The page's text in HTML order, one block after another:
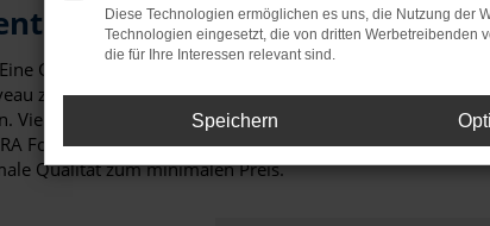
Tageszulassung – die
CUPRA Formentor Tageszulassung für Erlangen ist
zu zahlen. Dies funktioniert dank eines Tricks, der in
Viele Automobilhändler sind jedoch in den Rabatten für
Formentor Tageszulassung ist somit nicht
Qualität zum minimalen Preis.
Diese Technologien ermöglichen es uns, die Nutzung der
Technologien eingesetzt, die von dritten Werbetreibenden
die für Ihre Interessen relevant sind.
Speichern